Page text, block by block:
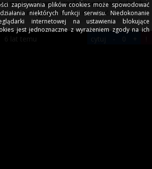
miała też bana transferowego, nie było ich
teraz mogą coś ekstra dorzucić
6 lat temu cytuj - 0 + !
zapisywania plików cookies może spowodować
niektórych funkcji serwisu. Niedokonanie
internetowej na ustawienia blokujące
jest jednoznaczne z wyrażeniem zgody na ich